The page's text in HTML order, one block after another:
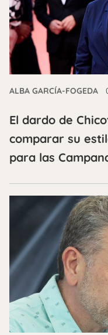
ALBA GARCÍA-FOGEDA
El dardo de
comparar su
para las